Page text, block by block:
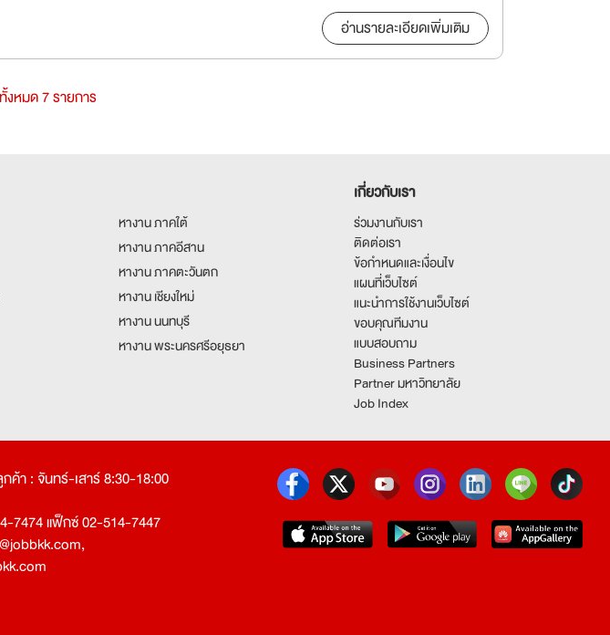
อ่านรายละเอียดเพิ่มเติม
งหมด 7 รายการ
หางาน ภาคใต้
หางาน ภาคอีสาน
หางาน ภาคตะวันตก
หางาน เชียงใหม่
หางาน นนทบุรี
หางาน พระนครศรีอยุธยา
เกี่ยวกับเรา
ร่วมงานกับเรา
ติดต่อเรา
ข้อกำหนดและเงื่อนไข
แผนที่เว็บไซต์
แนะนำการใช้งานเว็บไซต์
ขอบคุณทีมงาน
แบบสอบถาม
Business Partners
Partner มหาวิทยาลัย
Job Index
ค้า : จันทร์-เสาร์ 8:30-18:00
7474 แฟ็กซ์ 02-514-7447
,